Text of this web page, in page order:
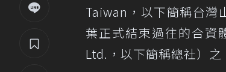
Taiwan，以下簡稱台灣
葉正式結束過往的合資
Ltd.，以下簡稱總社）之